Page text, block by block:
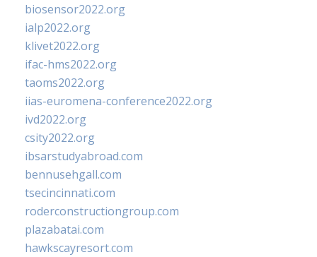
biosensor2022.org
ialp2022.org
klivet2022.org
ifac-hms2022.org
taoms2022.org
iias-euromena-conference2022.org
ivd2022.org
csity2022.org
ibsarstudyabroad.com
bennusehgall.com
tsecincinnati.com
roderconstructiongroup.com
plazabatai.com
hawkscayresort.com